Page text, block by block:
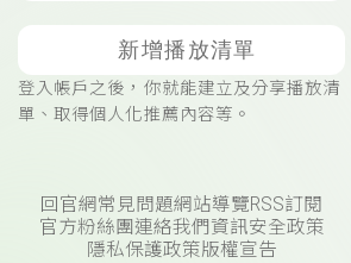
新增播放清單
登入帳戶之後，你就能建立及分享播放清
單、取得個人化推薦內容等。
回官網常見問題網站導覽RSS訂閱
官方粉絲團連絡我們 資訊安全政策
隱私保護政策版權宣告